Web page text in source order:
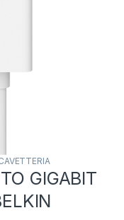
GIGABIT